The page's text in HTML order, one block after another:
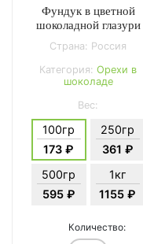
Фундук в цветной
шоколадной глазури
Страна: Россия
Категория: Орехи в
шоколаде
Вес:
100гр
173 ₽
250гр
361 ₽
500гр
595 ₽
1кг
1155 ₽
Количество: